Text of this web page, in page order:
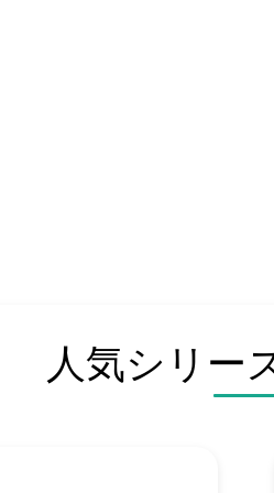
人気シリー